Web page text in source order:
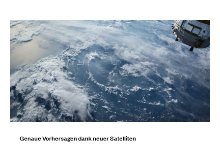
Genaue Vorhersagen dank neuer Satelliten